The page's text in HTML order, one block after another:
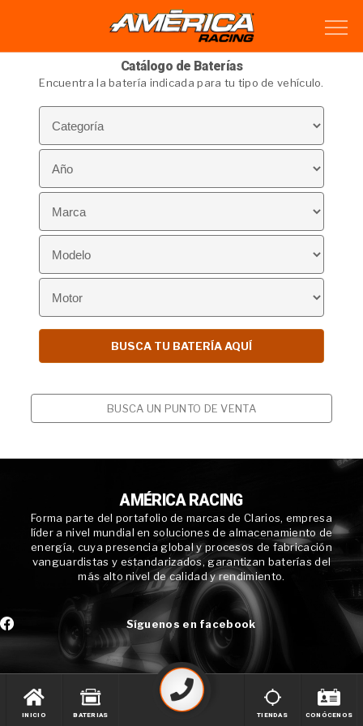
Catálogo de Baterías
Encuentra la batería indicada para tu tipo de vehículo.
BUSCA UN PUNTO DE VENTA
AMÉRICA RACING
Forma parte del portafolio de marcas de Clarios, empresa
líder a nivel mundial en soluciones de almacenamiento de
energía, cuya presencia global y procesos de fabricación
vanguardistas y estandarizados, garantizan baterías del
más alto nivel de calidad y rendimiento.
Síguenos en facebook
INICIO BATERIAS TIENDAS CONÓCENOS